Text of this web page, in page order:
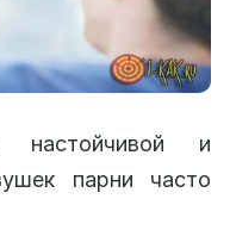
и
парни часто